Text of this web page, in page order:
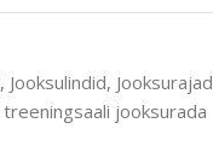
, Jooksulindid, Jooksurajad
treeningsaali jooksurada